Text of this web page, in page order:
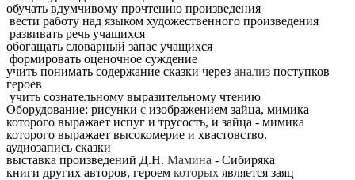
обучать вдумчивому прочтению произведения
вести работу над языком художественного произведения
развивать речь учащихся
обогащать словарный запас учащихся
формировать оценочное суждение
учить понимать содержание сказки через анализ поступков
героев
учить сознательному выразительному чтению
Оборудование: рисунки с изображением зайца, мимика
которого выражает испуг и трусость, и зайца - мимика
которого выражает высокомерие и хвастовство.
аудиозапись сказки
выставка произведений Д.Н. Мамина - Сибиряка
книги других авторов, героем которых является заяц